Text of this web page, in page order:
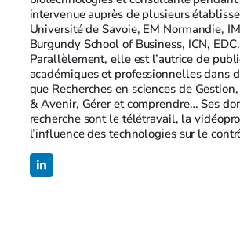
intervenue auprès de plusieurs
Université de Savoie, EM Normandie,
Burgundy School of Business, ICN,
Parallèlement, elle est l’autrice de
académiques et professionnelles dans
que Recherches en sciences de
& Avenir, Gérer et comprendre… Ses
recherche sont le télétravail, la
l’influence des technologies sur le